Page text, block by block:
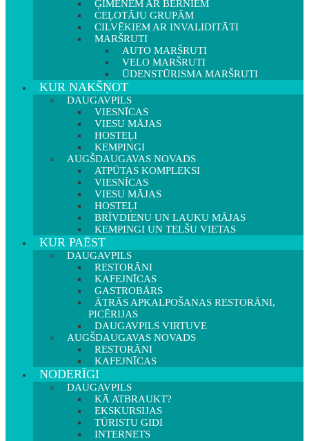
ĢIMENĒM AR BĒRNIEM
CEĻOTĀJU GRUPĀM
CILVĒKIEM AR INVALIDITĀTI
MARŠRUTI
AUTO MARŠRUTI
VELO MARŠRUTI
ŪDENSTŪRISMA MARŠRUTI
KUR NAKŠŅOT
DAUGAVPILS
VIESNĪCAS
VIESU MĀJAS
HOSTEĻI
KEMPINGI
AUGŠDAUGAVAS NOVADS
ATPŪTAS KOMPLEKSI
VIESNĪCAS
VIESU MĀJAS
HOSTEĻI
BRĪVDIENU UN LAUKU MĀJAS
KEMPINGI UN TELŠU VIETAS
KUR PAĒST
DAUGAVPILS
RESTORĀNI
KAFEJNĪCAS
GASTROBĀRS
ĀTRĀS APKALPOŠANAS RESTORĀNI,
PICĒRIJAS
DAUGAVPILS VIRTUVE
AUGŠDAUGAVAS NOVADS
RESTORĀNI
KAFEJNĪCAS
NODERĪGI
DAUGAVPILS
KĀ ATBRAUKT?
EKSKURSIJAS
TŪRISTU GIDI
INTERNETS